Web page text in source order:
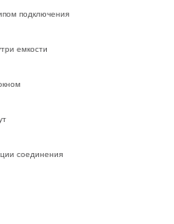
подключения
емкости
соединения